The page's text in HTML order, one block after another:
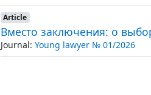
Article
Вместо заключения: о
Journal: Young lawyer № 01/2026